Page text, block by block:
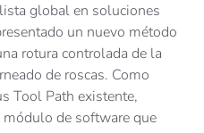
global en soluciones
un nuevo método
rotura controlada de la
de roscas. Como
Tool Path existente,
de software que